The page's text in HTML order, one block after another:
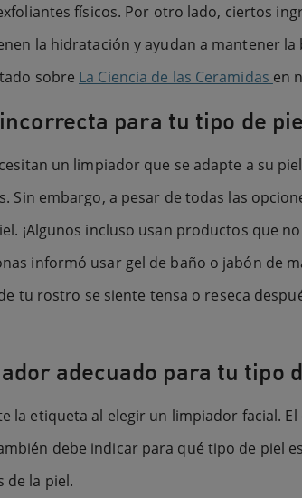
físicos. Por otro lado, ciertos
la hidratación y ayudan a mantener
sobre La Ciencia de las Ceramidas en
para tu tipo de
un limpiador que se adapte a su
Sin embargo, a pesar de todas las
¡Algunos incluso usan productos que
informó usar gel de baño o jabón de
tu rostro se siente tensa o reseca
adecuado para tu tipo
la etiqueta al elegir un limpiador facial.
debe indicar para qué tipo de piel
de la piel.